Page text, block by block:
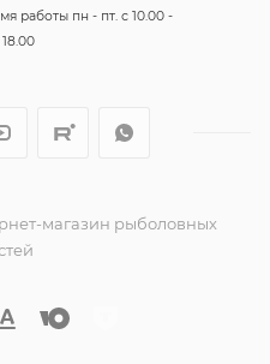
работы пн - пт. с 10.00 -
18.00
магазин рыболовных